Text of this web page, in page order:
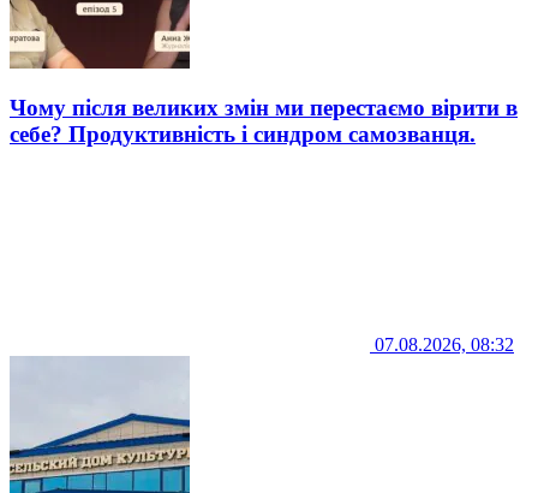
Чому після великих змін ми перестаємо вірити в
себе? Продуктивність і синдром самозванця.
07.08.2026, 08:32